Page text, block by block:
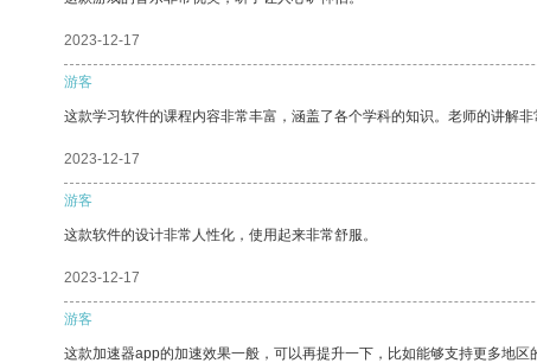
2023-12-17
游客
这款学习软件的课程内容非常丰富，涵盖了各个学科的知识。老师的讲解非
2023-12-17
游客
这款软件的设计非常人性化，使用起来非常舒服。
2023-12-17
游客
这款加速器app的加速效果一般，可以再提升一下，比如能够支持更多地区